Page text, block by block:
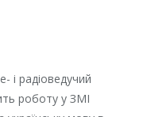
і радіоведучий
роботу у ЗМІ